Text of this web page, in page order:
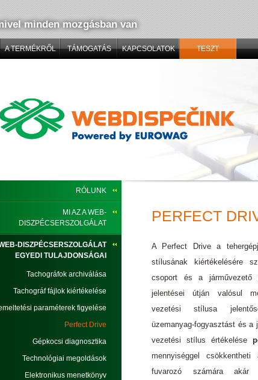
minden mozgásban van
A TERMÉKRŐL TÁMOGATÁS KAPCSOLATOK TESZT
RÓLUNK
MI AZ A WEB-
DISZPÉCSERSZOLGÁLAT
DISZPÉCSERSZOLGÁLAT
EGYEDI TULAJDONSÁGAI
Tachográfok archiválása
Tachográf fájlok kiértékelése
paraméterek figyelése
Perfect Drive
Gépkocsi diagnosztika
Technológiai megoldások
Elektronikus menetkönyv
PERFECT
A Perfect Drive a
stílusának kiértékelésére
csoport és a járművezető
jelentései útján valósul
vezetési stílusa
üzemanyag-fogyasztást és a
vezetési stílus értékelése
mennyiséggel
fuvarozó számára